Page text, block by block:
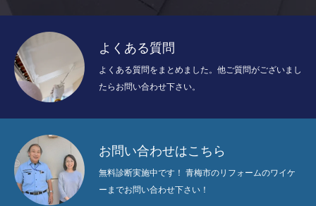
よくある質問
よくある質問をまとめました。他ご質問がございまし
たらお問い合わせ下さい。
お問い合わせはこちら
無料診断実施中です！ 青梅市のリフォームのワイケ
ーまでお問い合わせ下さい！